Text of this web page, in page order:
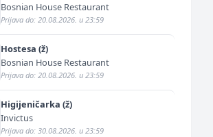
Bosnian House Restaurant
Prijava do: 20.08.2026. u 23:59
Hostesa (ž)
Bosnian House Restaurant
Prijava do: 20.08.2026. u 23:59
Higijeničarka (ž)
Invictus
Prijava do: 30.08.2026. u 23:59